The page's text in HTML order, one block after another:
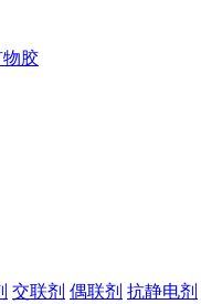
物胶
交联剂 偶联剂 抗静电剂